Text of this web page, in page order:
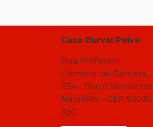
Casa Durval Paiva
Rua Professor
Clementino Câmara,
234 – Barro Vermelho
Natal/RN – CEP
330